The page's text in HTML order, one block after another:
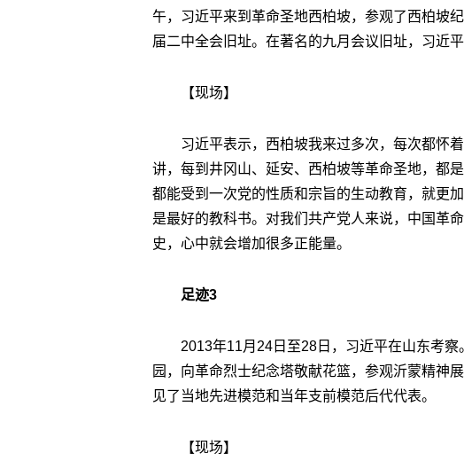
午，习近平来到革命圣地西柏坡，参观了西柏坡
届二中全会旧址。在著名的九月会议旧址，习近
【现场】
习近平表示，西柏坡我来过多次，每次都怀
讲，每到井冈山、延安、西柏坡等革命圣地，都
都能受到一次党的性质和宗旨的生动教育，就更
是最好的教科书。对我们共产党人来说，中国革
史，心中就会增加很多正能量。
足迹3
2013年11月24日至28日，习近平在山东考
园，向革命烈士纪念塔敬献花篮，参观沂蒙精神
见了当地先进模范和当年支前模范后代代表。
【现场】